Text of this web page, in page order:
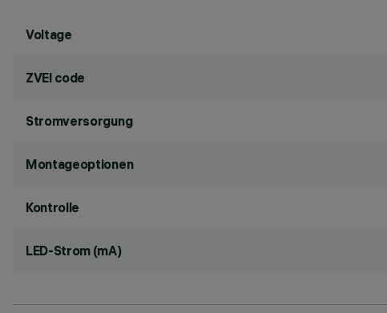
Voltage
ZVEI code
Stromversorgung
Montageoptionen
Kontrolle
LED-Strom (mA)